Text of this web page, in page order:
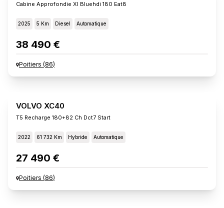
Cabine Approfondie Xl Bluehdi 180 Eat8
2025 5 Km Diesel Automatique
38 490 €
Poitiers (86)
VOLVO XC40
T5 Recharge 180+82 Ch Dct7 Start
2022 61 732 Km Hybride Automatique
27 490 €
Poitiers (86)